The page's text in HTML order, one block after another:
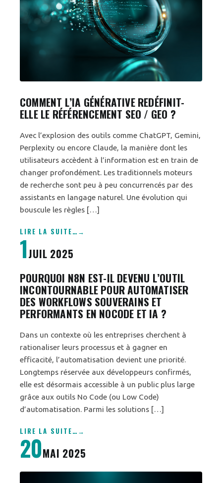
COMMENT L’IA GÉNÉRATIVE REDÉFINIT-
ELLE LE RÉFÉRENCEMENT SEO / GEO ?
Avec l’explosion des outils comme ChatGPT, Gemini,
Perplexity ou encore Claude, la manière dont les
utilisateurs accèdent à l’information est en train de
changer profondément. Les traditionnels moteurs
de recherche sont peu à peu concurrencés par des
assistants en langage naturel. Une évolution qui
bouscule les règles […]
LIRE LA SUITE…
1JUIL 2025
POURQUOI N8N EST-IL DEVENU L’OUTIL
INCONTOURNABLE POUR AUTOMATISER
DES WORKFLOWS SOUVERAINS ET
PERFORMANTS EN NOCODE ET IA ?
Dans un contexte où les entreprises cherchent à
rationaliser leurs processus et à gagner en
efficacité, l’automatisation devient une priorité.
Longtemps réservée aux développeurs confirmés,
elle est désormais accessible à un public plus large
grâce aux outils No Code (ou Low Code)
d’automatisation. Parmi les solutions […]
LIRE LA SUITE…
20MAI 2025